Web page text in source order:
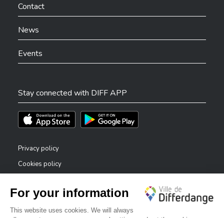
Contact
News
Events
Stay connected with DIFF APP
Téléchargez l'app sur l'App StoreTéléchargez l'app sur Play Store
Privacy policy
Cookies policy
Accessibility statement
Reporting system — whistleblowers
✕